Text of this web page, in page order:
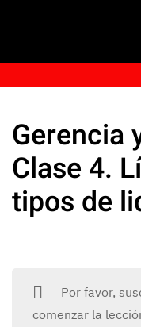
Gerencia
Clase 4.
tipos de
Por favor,
comenzar la